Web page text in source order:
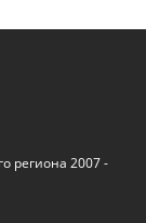
региона 2007 -